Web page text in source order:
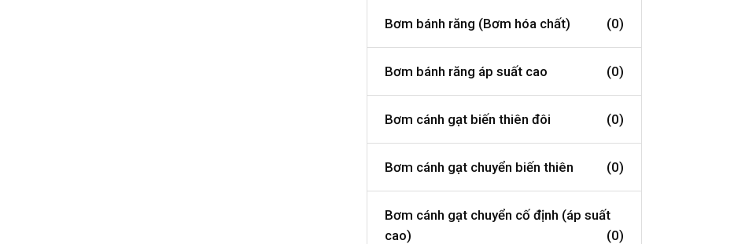
Bơm bánh răng (Bơm hóa chất) (0)
Bơm bánh răng áp suất cao (0)
Bơm cánh gạt biến thiên đôi (0)
Bơm cánh gạt chuyển biến thiên (0)
Bơm cánh gạt chuyển cố định (áp suất
cao)
(0)